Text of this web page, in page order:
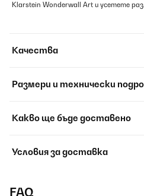
Klarstein Wonderwall Art и усетете
Качества
Размери и технически
Какво ще бъде доставено
Условия за доставка
FAQ